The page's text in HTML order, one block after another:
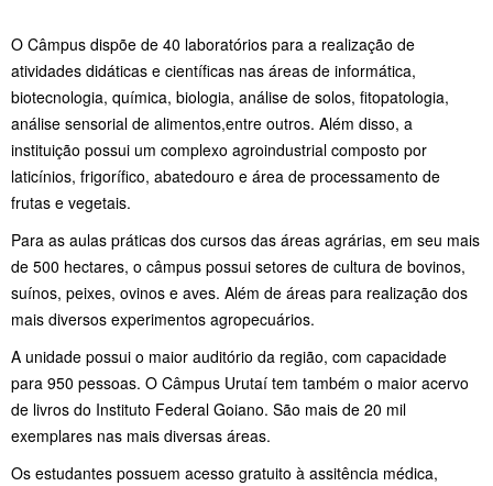
O Câmpus dispõe de 40 laboratórios para a realização de
atividades didáticas e científicas nas áreas de informática,
biotecnologia, química, biologia, análise de solos, fitopatologia,
análise sensorial de alimentos,entre outros. Além disso, a
instituição possui um complexo agroindustrial composto por
laticínios, frigorífico, abatedouro e área de processamento de
frutas e vegetais.
Para as aulas práticas dos cursos das áreas agrárias, em seu mais
de 500 hectares, o câmpus possui setores de cultura de bovinos,
suínos, peixes, ovinos e aves. Além de áreas para realização dos
mais diversos experimentos agropecuários.
A unidade possui o maior auditório da região, com capacidade
para 950 pessoas. O Câmpus Urutaí tem também o maior acervo
de livros do Instituto Federal Goiano. São mais de 20 mil
exemplares nas mais diversas áreas.
Os estudantes possuem acesso gratuito à assitência médica,